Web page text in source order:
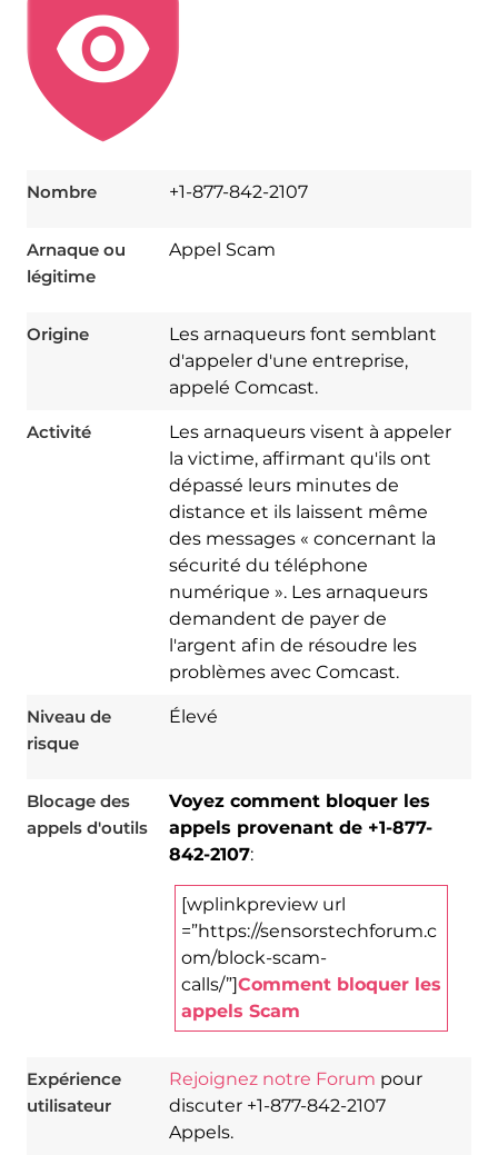
Nombre +1-877-842-2107
Arnaque ou
légitime
Appel Scam
Origine
Les arnaqueurs font semblant
d'appeler d'une entreprise,
appelé Comcast.
Activité
Les arnaqueurs visent à appeler
la victime, affirmant qu'ils ont
dépassé leurs minutes de
distance et ils laissent même
des messages « concernant la
sécurité du téléphone
numérique ». Les arnaqueurs
demandent de payer de
l'argent afin de résoudre les
problèmes avec Comcast.
Niveau de
risque
Élevé
Blocage des
appels d'outils
Voyez comment bloquer les
appels provenant de +1-877-
842-2107:
[wplinkpreview url
=”https://sensorstechforum.c
om/block-scam-
calls/”]Comment bloquer les
appels Scam
Expérience
utilisateur
Rejoignez notre Forum pour
discuter +1-877-842-2107
Appels.